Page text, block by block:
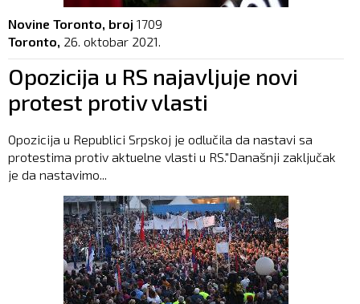
Novine Toronto, broj 1709
Toronto, 26. oktobar 2021.
Opozicija u RS najavljuje novi
protest protiv vlasti
Opozicija u Republici Srpskoj je odlučila da nastavi sa
protestima protiv aktuelne vlasti u RS."Današnji zaključak
je da nastavimo...